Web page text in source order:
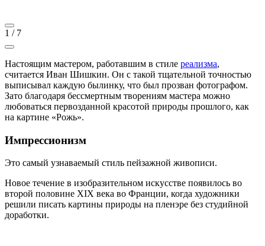
1 / 7
Настоящим мастером, работавшим в стиле реализма,
считается Иван Шишкин. Он с такой тщательной точностью
выписывал каждую былинку, что был прозван фотографом.
Зато благодаря бессмертным творениям мастера можно
любоваться первозданной красотой природы прошлого, как
на картине «Рожь».
Импрессионизм
Это самый узнаваемый стиль пейзажной живописи.
Новое течение в изобразительном искусстве появилось во
второй половине XIX века во Франции, когда художники
решили писать картины природы на пленэре без студийной
доработки.